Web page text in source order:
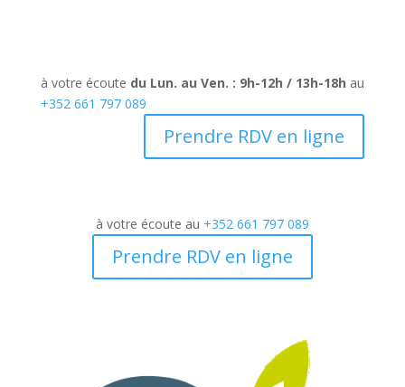
à votre écoute du Lun. au Ven. : 9h-12h / 13h-18h au
+352 661 797 089
Prendre RDV en ligne
à votre écoute au +352 661 797 089
Prendre RDV en ligne